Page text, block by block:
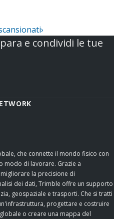
›
e condividi le tue
che connette il mondo fisico con
modo di lavorare. Grazie a
la precisione di
dei dati, Trimble offre un supporto
geospaziale e trasporti. Che si tratti
progettare e costruire
o creare una mappa del